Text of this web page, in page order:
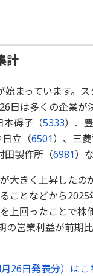
計
まっています。
日は多くの企業
本碍子（5333）、
日立（6501）、三
田製作所（6981）
大きく上昇した
ことなどから
上回ったことで
の営業利益が前期
26日発表分）はこ